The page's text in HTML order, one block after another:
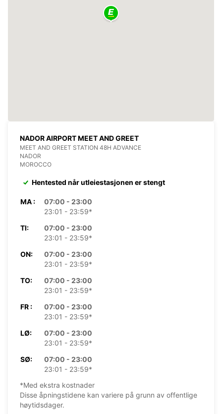
NADOR AIRPORT MEET AND GREET
MEET AND GREET STATION 48H ADVANCE
NADOR
MOROCCO
Hentested når utleiestasjonen er stengt
MA :
07:00 - 23:00
23:01 - 23:59*
TI:
07:00 - 23:00
23:01 - 23:59*
ON:
07:00 - 23:00
23:01 - 23:59*
TO:
07:00 - 23:00
23:01 - 23:59*
FR :
07:00 - 23:00
23:01 - 23:59*
LØ:
07:00 - 23:00
23:01 - 23:59*
SØ:
07:00 - 23:00
23:01 - 23:59*
*Med ekstra kostnader
Disse åpningstidene kan variere på grunn av offentlige
høytidsdager.